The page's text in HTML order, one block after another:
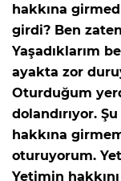
hakkına
girdi? Ben
Yaşadıklarım
ayakta zor
Oturduğum
dolandırıyor.
hakkına
oturuyorum.
Yetimin